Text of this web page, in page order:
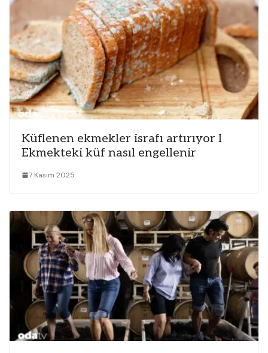
Küflenen ekmekler israfı artırıyor I
Ekmekteki küf nasıl engellenir
7 Kasım 2025